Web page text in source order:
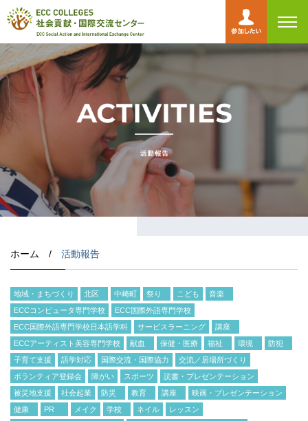
ホーム / 活動報告
地域・まちづくり 北区 中崎町 祭り こども
音楽
ECCコンピュータ専門学校
ECC国際外語専門学校
ECC国際外語専門学校日本語学科
サービスラーニング
講座
ECCアーティスト美容専門学校
献血 保健・医療 福祉 環境
防犯
子育て支援
語学対応 国際交流・国際協力
交流／居場所づくり
ボランティア登録会
障がい スポーツ
読書・プレゼンテーション
被災地支援
社会起業 防災 教育 講座
映画・プレゼンテーション
健康
PR メイク 学校 ネイル
レッスン